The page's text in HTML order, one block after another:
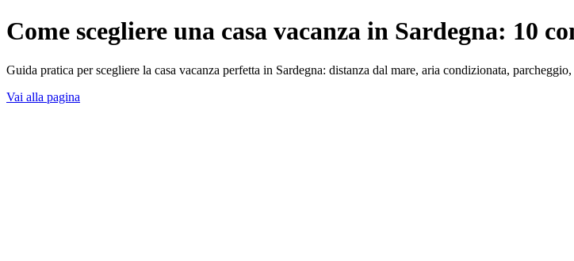
Come scegliere una casa vacanza in Sardegna: 10
Guida pratica per scegliere la casa vacanza perfetta in Sardegna: distanza dal mare, aria condizionata,
Vai alla pagina